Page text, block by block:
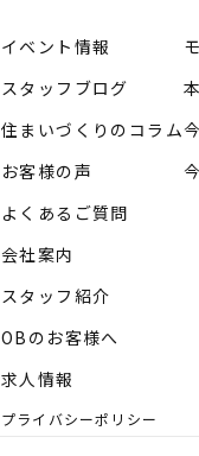
イベント情報
スタッフブログ
住まいづくりのコラム
お客様の声
よくあるご質問
会社案内
スタッフ紹介
OBのお客様へ
求人情報
プライバシーポリシー